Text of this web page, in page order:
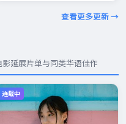
查看更多更新 →
影延展片单与同类华语佳作
连载中